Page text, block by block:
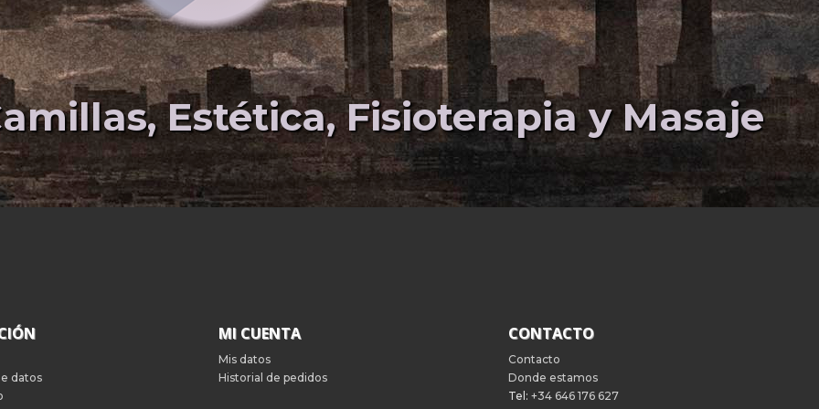
Estética, Fisioterapia y Masaje
datos
MI CUENTA
Mis datos
Historial de pedidos
CONTACTO
Contacto
Donde estamos
Tel: +34 646 176 627